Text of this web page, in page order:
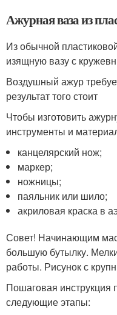
Ажурная ваза из
Из обычной
изящную вазу с
Воздушный ажур
результат того стоит
Чтобы изготовить
инструменты и
канцелярский нож;
маркер;
ножницы;
паяльник или шило;
акриловая краска в
Совет! Начинающим
большую бутылку.
работы. Рисунок с
Пошаговая инструкция
следующие этапы: